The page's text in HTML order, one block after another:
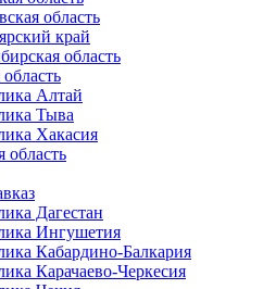
область
край
область
Алтай
Тыва
Хакасия
область
Дагестан
Ингушетия
Кабардино-Балкария
Карачаево-Черкесия